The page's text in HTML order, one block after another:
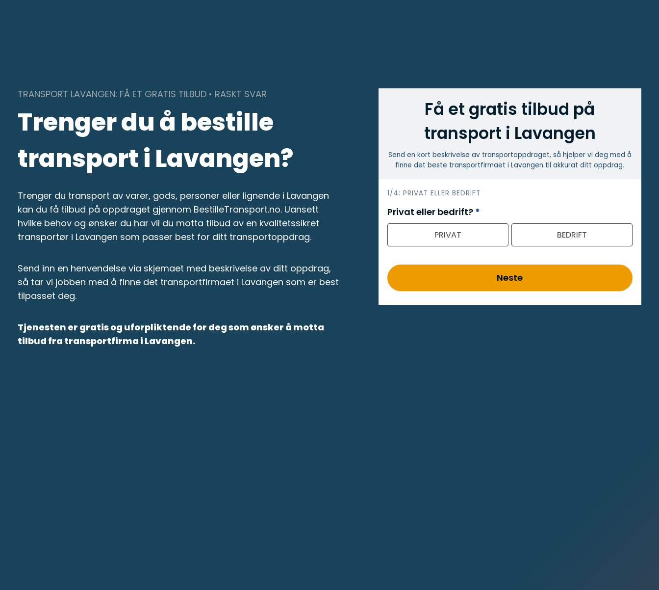
TRANSPORT LAVANGEN: FÅ ET GRATIS TILBUD • RASKT SVAR
Trenger du å bestille
transport i Lavangen?
Trenger du transport av varer, gods, personer eller lignende i Lavangen
kan du få tilbud på oppdraget gjennom BestilleTransport.no. Uansett
hvilke behov og ønsker du har vil du motta tilbud av en kvalitetssikret
transportør i Lavangen som passer best for ditt transportoppdrag.
Send inn en henvendelse via skjemaet med beskrivelse av ditt oppdrag,
så tar vi jobben med å finne det transportfirmaet i Lavangen som er best
tilpasset deg.
Tjenesten er gratis og uforpliktende for deg som ønsker å motta
tilbud fra transportfirma i Lavangen.
Få et gratis tilbud på
transport i Lavangen
Send en kort beskrivelse av transport­oppdraget, så hjelper vi deg med å
finne det beste transport­firmaet i Lavangen til akkurat ditt oppdrag.
h
e
r
1/4: PRIVAT ELLER BEDRIFT
Privat eller bedrift? *
PRIVAT BEDRIFT
Neste